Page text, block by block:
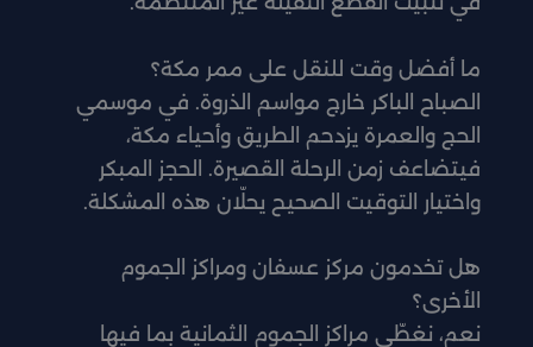
ما أفضل وقت للنقل على ممر مكة؟
الصباح الباكر خارج مواسم الذروة. في موسمي
الحج والعمرة يزدحم الطريق وأحياء مكة،
فيتضاعف زمن الرحلة القصيرة. الحجز المبكر
واختيار التوقيت الصحيح يحلّان هذه المشكلة.
هل تخدمون مركز عسفان ومراكز الجموم
الأخرى؟
نعم، نغطّي مراكز الجموم الثمانية بما فيها